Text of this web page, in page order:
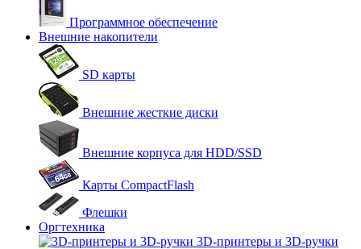
Программное обеспечение
Внешние накопители
SD карты
Внешние жесткие диски
Внешние корпуса для HDD/SSD
Карты CompactFlash
Флешки
Оргтехника
3D-принтеры и 3D-ручки